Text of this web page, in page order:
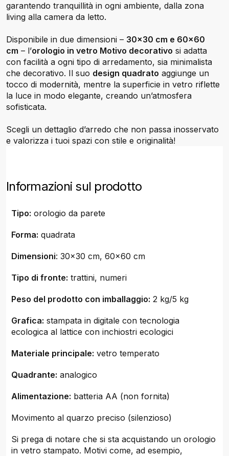
garantendo tranquillità in ogni ambiente, dalla zona
living alla camera da letto.
Disponibile in due dimensioni – 30x30 cm e 60x60
cm – l’orologio in vetro Motivo decorativo si adatta
con facilità a ogni tipo di arredamento, sia minimalista
che decorativo. Il suo design quadrato aggiunge un
tocco di modernità, mentre la superficie in vetro riflette
la luce in modo elegante, creando un’atmosfera
sofisticata.
Scegli un dettaglio d’arredo che non passa inosservato
e valorizza i tuoi spazi con stile e originalità!
Informazioni sul prodotto
Tipo: orologio da parete
Forma: quadrata
Dimensioni: 30x30 cm, 60x60 cm
Tipo di fronte: trattini, numeri
Peso del prodotto con imballaggio: 2 kg/5 kg
Grafica: stampata in digitale con tecnologia
ecologica al lattice con inchiostri ecologici
Materiale principale: vetro temperato
Quadrante: analogico
Alimentazione: batteria AA (non fornita)
Movimento al quarzo preciso (silenzioso)
Si prega di notare che si sta acquistando un orologio
in vetro stampato. Motivi come, ad esempio,